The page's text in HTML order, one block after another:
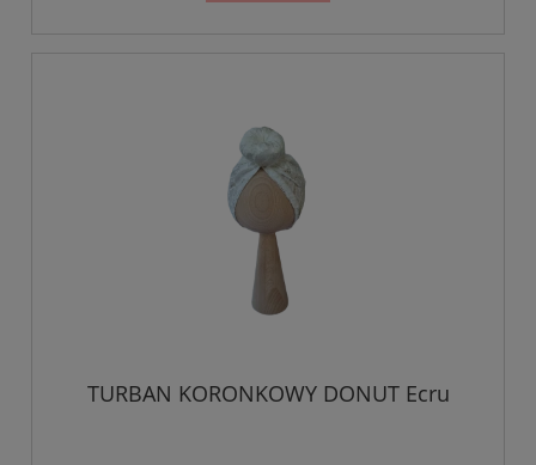
TURBAN KORONKOWY DONUT Ecru